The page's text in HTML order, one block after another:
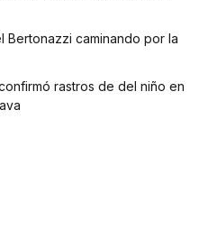
Bertonazzi caminando por la
rastros de del niño en